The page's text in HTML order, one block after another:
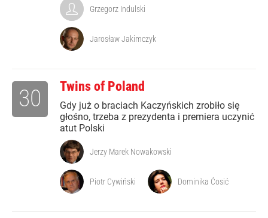
Grzegorz Indulski
Jarosław Jakimczyk
Twins of Poland
Gdy już o braciach Kaczyńskich zrobiło się
głośno, trzeba z prezydenta i premiera uczynić
atut Polski
30
Jerzy Marek Nowakowski
Piotr Cywiński Dominika Ćosić